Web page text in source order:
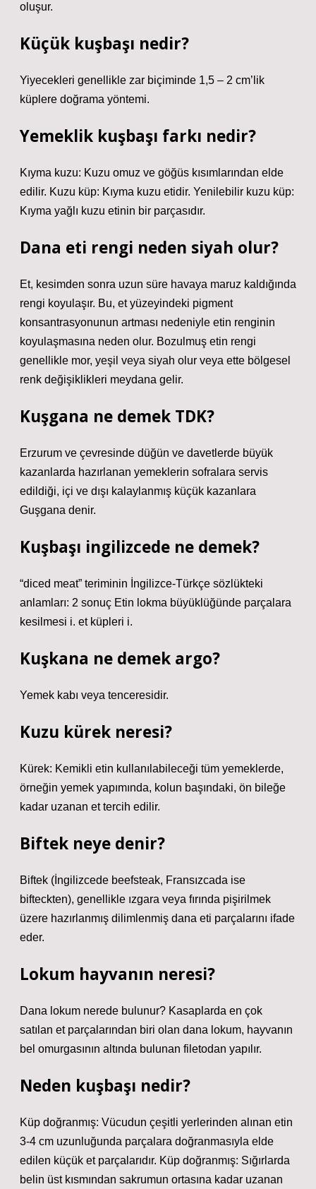
oluşur.
Küçük kuşbaşı nedir?
Yiyecekleri genellikle zar biçiminde 1,5 – 2 cm’lik
küplere doğrama yöntemi.
Yemeklik kuşbaşı farkı nedir?
Kıyma kuzu: Kuzu omuz ve göğüs kısımlarından elde
edilir. Kuzu küp: Kıyma kuzu etidir. Yenilebilir kuzu küp:
Kıyma yağlı kuzu etinin bir parçasıdır.
Dana eti rengi neden siyah olur?
Et, kesimden sonra uzun süre havaya maruz kaldığında
rengi koyulaşır. Bu, et yüzeyindeki pigment
konsantrasyonunun artması nedeniyle etin renginin
koyulaşmasına neden olur. Bozulmuş etin rengi
genellikle mor, yeşil veya siyah olur veya ette bölgesel
renk değişiklikleri meydana gelir.
Kuşgana ne demek TDK?
Erzurum ve çevresinde düğün ve davetlerde büyük
kazanlarda hazırlanan yemeklerin sofralara servis
edildiği, içi ve dışı kalaylanmış küçük kazanlara
Guşgana denir.
Kuşbaşı ingilizcede ne demek?
“diced meat” teriminin İngilizce-Türkçe sözlükteki
anlamları: 2 sonuç Etin lokma büyüklüğünde parçalara
kesilmesi i. et küpleri i.
Kuşkana ne demek argo?
Yemek kabı veya tenceresidir.
Kuzu kürek neresi?
Kürek: Kemikli etin kullanılabileceği tüm yemeklerde,
örneğin yemek yapımında, kolun başındaki, ön bileğe
kadar uzanan et tercih edilir.
Biftek neye denir?
Biftek (İngilizcede beefsteak, Fransızcada ise
bifteckten), genellikle ızgara veya fırında pişirilmek
üzere hazırlanmış dilimlenmiş dana eti parçalarını ifade
eder.
Lokum hayvanın neresi?
Dana lokum nerede bulunur? Kasaplarda en çok
satılan et parçalarından biri olan dana lokum, hayvanın
bel omurgasının altında bulunan filetodan yapılır.
Neden kuşbaşı nedir?
Küp doğranmış: Vücudun çeşitli yerlerinden alınan etin
3-4 cm uzunluğunda parçalara doğranmasıyla elde
edilen küçük et parçalarıdır. Küp doğranmış: Sığırlarda
belin üst kısmından sakrumun ortasına kadar uzanan